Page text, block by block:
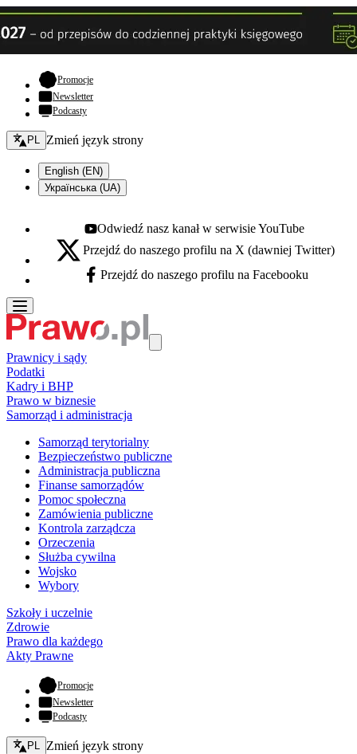
Promocje- otwiera się w nowej karcie
Newsletter
Podcasty
Zmień język - bieżący:
PL Zmień język strony
English (EN)
Українська (UA)
Youtube - otwiera się w nowej karcie
Odwiedź nasz kanał w serwisie YouTube
X - otwiera się w nowej karcie
Przejdź do naszego profilu na X (dawniej Twitter)
Facebook - otwiera się w nowej karcie
Przejdź do naszego profilu na Facebooku
Prawnicy i sądy
Podatki
Kadry i BHP
Prawo w biznesie
Samorząd i administracja
Samorząd terytorialny
Bezpieczeństwo publiczne
Administracja publiczna
Finanse samorządów
Pomoc społeczna
Zamówienia publiczne
Kontrola zarządcza
Orzeczenia
Służba cywilna
Wojsko
Wybory
Szkoły i uczelnie
Zdrowie
Prawo dla każdego
Akty Prawne
Promocje- otwiera się w nowej karcie
Newsletter
Podcasty
Zmień język - bieżący:
PL Zmień język strony